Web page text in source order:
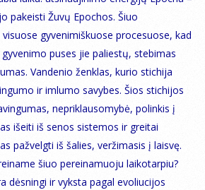
pakeisti Žuvų Epochos. Šiuo
gyvenimiškuose procesuose, kad
puses jie paliestų, stebimas
Vandenio ženklas, kurio stichija
ir imlumo savybes. Šios stichijos
nepriklausomybė, polinkis į
išeiti iš senos sistemos ir greitai
pažvelgti iš šalies, veržimasis į laisvę.
šiuo pereinamuoju laikotarpiu?
dėsningi ir vyksta pagal evoliucijos